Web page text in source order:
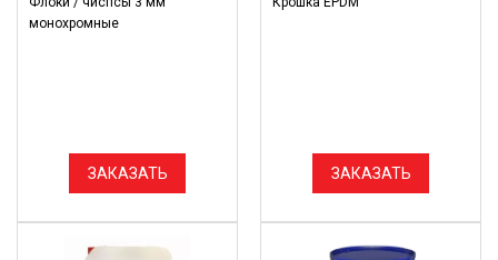
монохромные
ЗАКАЗАТЬ ЗАКАЗАТЬ